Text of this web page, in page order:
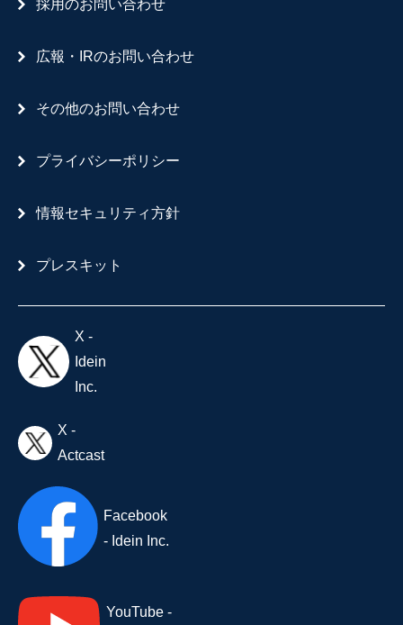
採用のお問い合わせ
広報・IRのお問い合わせ
その他のお問い合わせ
プライバシーポリシー
情報セキュリティ方針
プレスキット
X -
Idein
Inc.
X -
Actcast
Facebook
- Idein Inc.
YouTube -